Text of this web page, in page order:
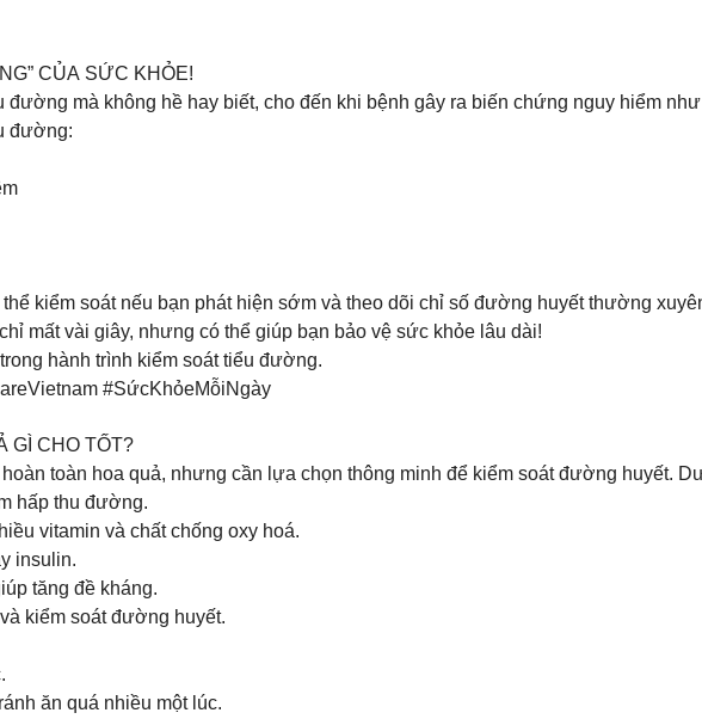
CỦA SỨC KHỎE!
mà không hề hay biết, cho đến khi bệnh gây ra biến chứng nguy hiểm
đường:
kiểm soát nếu bạn phát hiện sớm và theo dõi chỉ số đường huyết thường
mất vài giây, nhưng có thể giúp bạn bảo vệ sức khỏe lâu dài!
hành trình kiểm soát tiểu đường.
#SứcKhỏeMỗiNgày
GÌ CHO TỐT?
toàn hoa quả, nhưng cần lựa chọn thông minh để kiểm soát đường huyết.
hấp thu đường.
vitamin và chất chống oxy hoá.
insulin.
tăng đề kháng.
kiểm soát đường huyết.
ăn quá nhiều một lúc.